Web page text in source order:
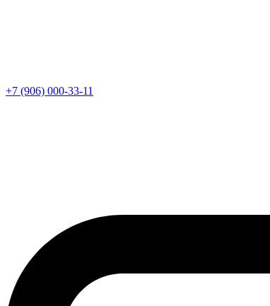
+7 (906) 000-33-11